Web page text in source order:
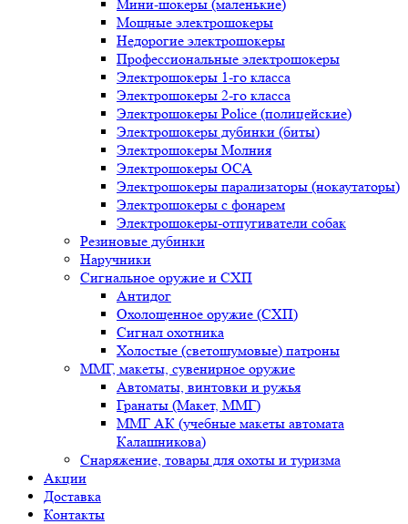
Мини-шокеры (маленькие)
Мощные электрошокеры
Недорогие электрошокеры
Профессиональные электрошокеры
Электрошокеры 1-го класса
Электрошокеры 2-го класса
Электрошокеры Police (полицейские)
Электрошокеры дубинки (биты)
Электрошокеры Молния
Электрошокеры ОСА
Электрошокеры парализаторы (нокаутаторы)
Электрошокеры с фонарем
Электрошокеры-отпугиватели собак
Резиновые дубинки
Наручники
Сигнальное оружие и СХП
Антидог
Охолощенное оружие (СХП)
Сигнал охотника
Холостые (светошумовые) патроны
ММГ, макеты, сувенирное оружие
Автоматы, винтовки и ружья
Гранаты (Макет, ММГ)
ММГ АК (учебные макеты автомата
Калашникова)
Снаряжение, товары для охоты и туризма
Акции
Доставка
Контакты